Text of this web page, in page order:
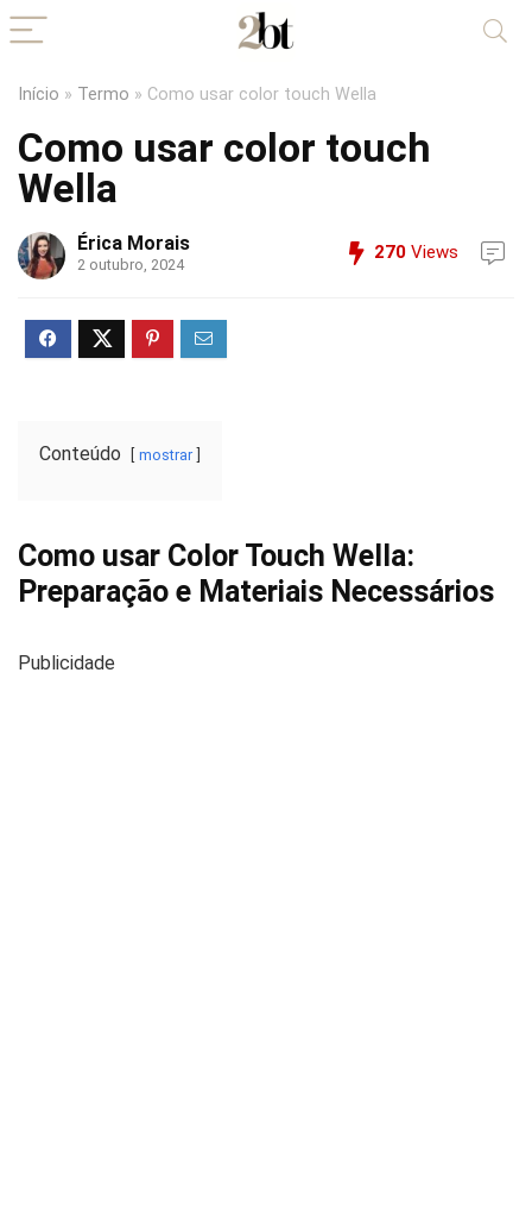
Início » Termo » Como usar color touch Wella
Como usar color touch
Wella
Érica Morais
2 outubro, 2024
270 Views
Conteúdo mostrar
Como usar Color Touch Wella:
Preparação e Materiais Necessários
Publicidade